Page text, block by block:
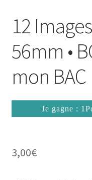
Politique de
Validation de la
12
56mm •
mon BAC
Je gagne :
3,00€